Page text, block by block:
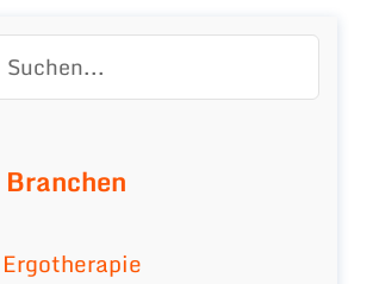
Branchen
Ergotherapie